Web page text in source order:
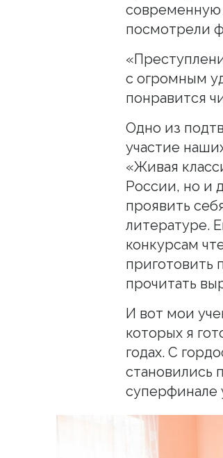
современную
посмотрели
с огромным
понравится
Одно из
участие
«Живая
России, но и
проявить
литературе.
конкурсам
приготовить
прочитать
И вот мои
которых я
годах. С
становились
суперфинале